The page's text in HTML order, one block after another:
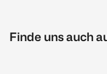
Finde uns auch